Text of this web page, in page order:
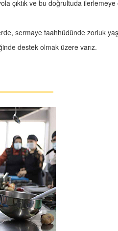
çıktık ve bu doğrultuda
sermaye taahhüdünde zorluk
destek olmak üzere varız.